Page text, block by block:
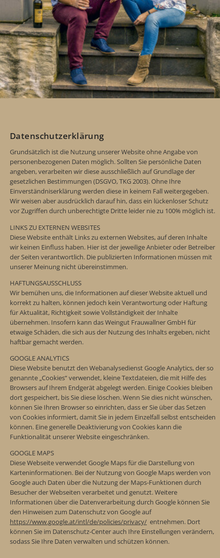
Datenschutzerklärung
Grundsätzlich ist die Nutzung unserer Website ohne Angabe von
personenbezogenen Daten möglich. Sollten Sie persönliche Daten
angeben, verarbeiten wir diese ausschließlich auf Grundlage der
gesetzlichen Bestimmungen (DSGVO, TKG 2003). Ohne Ihre
Einverständniserklärung werden diese in keinem Fall weitergegeben.
Wir weisen aber ausdrücklich darauf hin, dass ein lückenloser Schutz
vor Zugriffen durch unberechtigte Dritte leider nie zu 100% möglich ist.
LINKS ZU EXTERNEN WEBSITES
Diese Website enthält Links zu externen Websites, auf deren Inhalte
wir keinen Einfluss haben. Hier ist der jeweilige Anbieter oder Betreiber
der Seiten verantwortlich. Die publizierten Informationen müssen mit
unserer Meinung nicht übereinstimmen.
HAFTUNGSAUSSCHLUSS
Wir bemühen uns, die Informationen auf dieser Website aktuell und
korrekt zu halten, können jedoch kein Verantwortung oder Haftung
für Aktualität, Richtigkeit sowie Vollständigkeit der Inhalte
übernehmen. Insofern kann das Weingut Frauwallner GmbH für
etwaige Schäden, die sich aus der Nutzung des Inhalts ergeben, nicht
haftbar gemacht werden.
GOOGLE ANALYTICS
Diese Website benutzt den Webanalysedienst Google Analytics, der so
genannte „Cookies“ verwendet, kleine Textdateien, die mit Hilfe des
Browsers auf Ihrem Endgerät abgelegt werden. Einige Cookies bleiben
dort gespeichert, bis Sie diese löschen. Wenn Sie dies nicht wünschen,
können Sie Ihren Browser so einrichten, dass er Sie über das Setzen
von Cookies informiert, damit Sie in jedem Einzelfall selbst entscheiden
können. Eine generelle Deaktivierung von Cookies kann die
Funktionalität unserer Website eingeschränken.
GOOGLE MAPS
Diese Webseite verwendet Google Maps für die Darstellung von
Karteninformationen. Bei der Nutzung von Google Maps werden von
Google auch Daten über die Nutzung der Maps-Funktionen durch
Besucher der Webseiten verarbeitet und genutzt. Weitere
Informationen über die Datenverarbeitung durch Google können Sie
den Hinweisen zum Datenschutz von Google auf
https://www.google.at/intl/de/policies/privacy/ entnehmen. Dort
können Sie im Datenschutz-Center auch Ihre Einstellungen verändern,
sodass Sie Ihre Daten verwalten und schützen können.